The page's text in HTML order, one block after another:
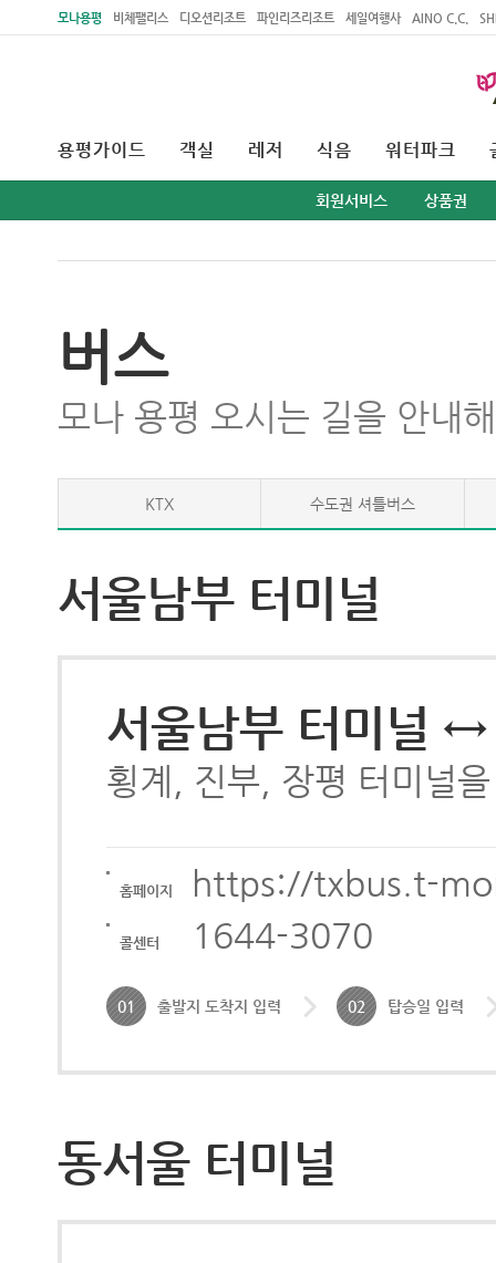
모나용평 비체팰리스 디오션리조트 파인리즈리조트 세일여행사 AINO C.C.
용평가이드 객실 레저 식음 워터파크
회원서비스 상품권
버스
모나 용평 오시는 길을 안내
KTX 수도권 셔틀버스
서울남부 터미널
서울남부 터미널
횡계, 진부, 장평 터미널
홈페이지 https://txbus.t-
콜센터 1644-3070
01 출발지 도착지 입력 02 탑승일 입력
동서울 터미널